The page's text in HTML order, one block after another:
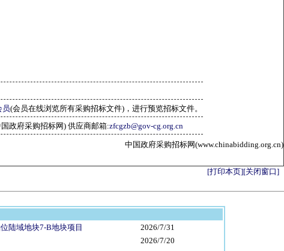
员(会员在线浏览所有采购招标文件)，进行预览招标文件。
政府采购招标网) 供应商邮箱:zfcgzb@gov-cg.org.cn
中国政府采购招标网(www.chinabidding.org.cn)
[打印本页][关闭窗口]
陆域地块7-B地块项目
2026/7/31
2026/7/20